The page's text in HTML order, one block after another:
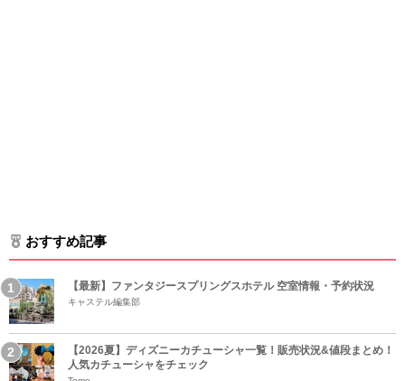
おすすめ記事
【最新】ファンタジースプリングスホテル 空室情報・予約状況
キャステル編集部
【2026夏】ディズニーカチューシャ一覧！販売状況&値段まとめ！
人気カチューシャをチェック